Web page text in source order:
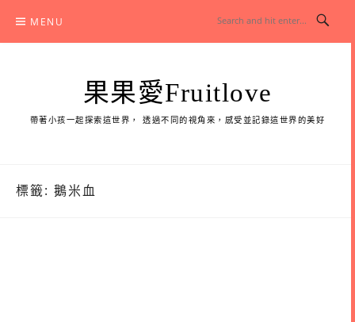
content
MENU
果果愛Fruitlove
帶著小孩一起探索這世界， 透過不同的視角來，感受並記錄這世界的美好
標籤: 鵝米血